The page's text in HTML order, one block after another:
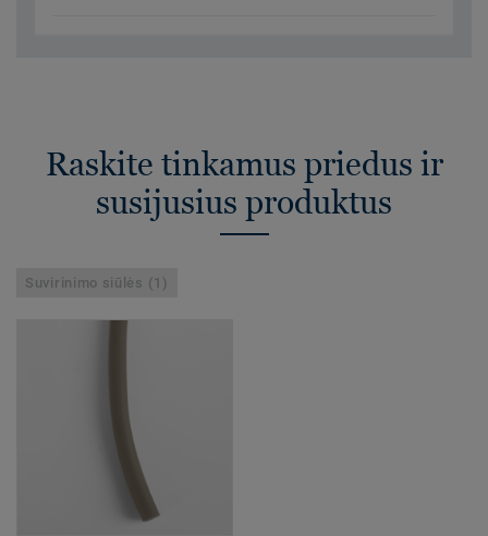
Raskite tinkamus priedus ir
susijusius produktus
Suvirinimo siūlės (1)